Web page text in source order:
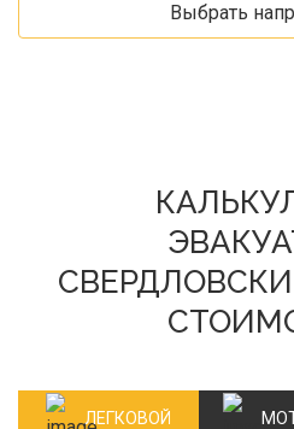
Выбрать
ЛЕГКОВОЙ